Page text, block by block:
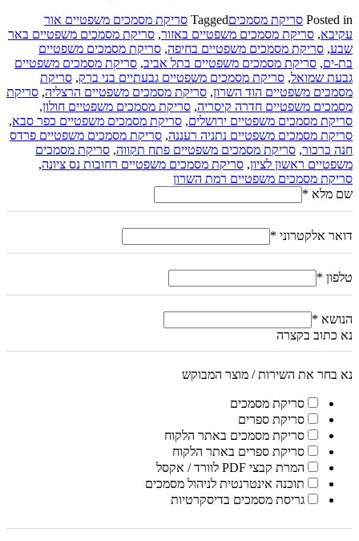
Posted in סריקת מסמכיםTagged סריקת מסמכים משפטיים אור
עקיבא, סריקת מסמכים משפטיים באזור, סריקת מסמכים משפטיים באר
שבע, סריקת מסמכים משפטיים בחיפה, סריקת מסמכים משפטיים
בת-ים, סריקת מסמכים משפטיים בתל אביב, סריקת מסמכים משפטיים
גבעת שמואל, סריקת מסמכים משפטיים גבעתיים בני ברק, סריקת
מסמכים משפטיים הוד השרון, סריקת מסמכים משפטיים הרצליה, סריקת
מסמכים משפטיים חדרה קיסריה, סריקת מסמכים משפטיים חולון,
סריקת מסמכים משפטיים ירושלים, סריקת מסמכים משפטיים כפר סבא,
סריקת מסמכים משפטיים נתניה רעננה, סריקת מסמכים משפטיים פרדס
חנה כרכור, סריקת מסמכים משפטיים פתח תקווה, סריקת מסמכים
משפטיים ראשון לציון, סריקת מסמכים משפטיים רחובות נס ציונה,
סריקת מסמכים משפטיים רמת השרון
שם מלא *
דואר אלקטרוני *
טלפון *
הנושא *
נא כתוב בקצרה
נא בחר את השירות / מוצר המבוקש
סריקת מסמכים
סריקת ספרים
סריקת מסמכים באתר הלקוח
סריקת ספרים באתר הלקוח
המרת קבצי PDF לוורד / אקסל
תוכנה אינטרנטית לניהול מסמכים
גריסת מסמכים בדיסקרטיות